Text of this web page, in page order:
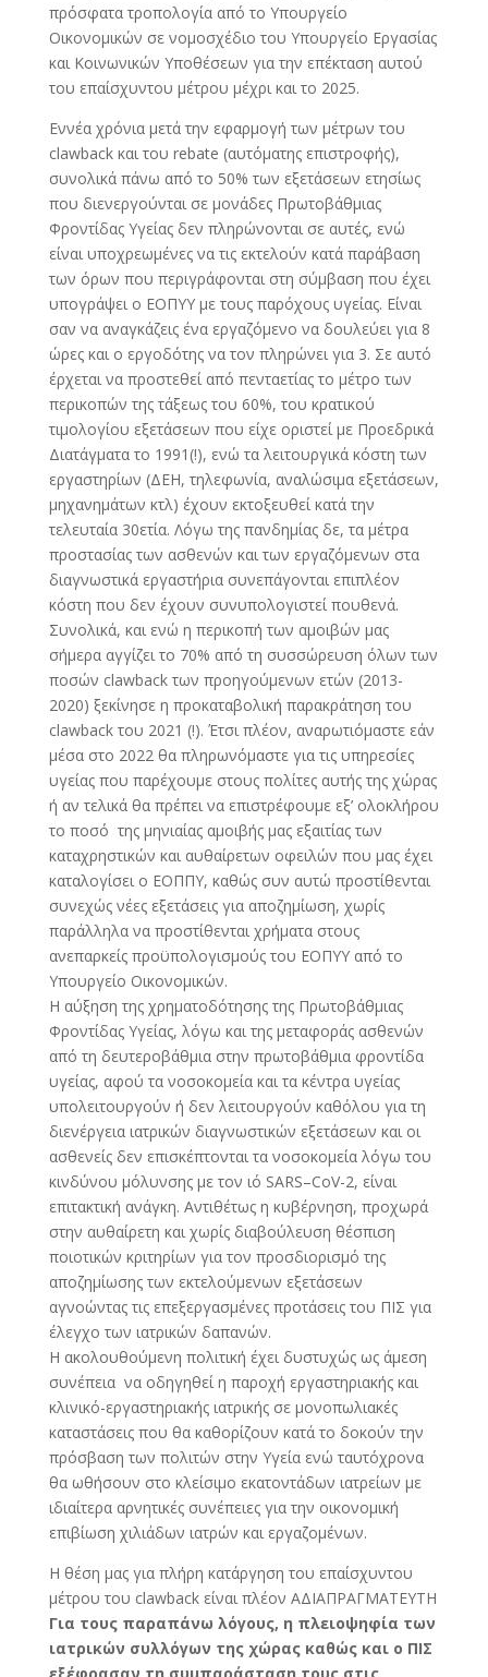
πρόσφατα τροπολογία από το Υπουργείο
Οικονομικών σε νομοσχέδιο του Υπουργείο Εργασίας
και Κοινωνικών Υποθέσεων για την επέκταση αυτού
του επαίσχυντου μέτρου μέχρι και το 2025.
Εννέα χρόνια μετά την εφαρμογή των μέτρων του
clawback και του rebate (αυτόματης επιστροφής),
συνολικά πάνω από το 50% των εξετάσεων ετησίως
που διενεργούνται σε μονάδες Πρωτοβάθμιας
Φροντίδας Υγείας δεν πληρώνονται σε αυτές, ενώ
είναι υποχρεωμένες να τις εκτελούν κατά παράβαση
των όρων που περιγράφονται στη σύμβαση που έχει
υπογράψει ο ΕΟΠΥΥ με τους παρόχους υγείας. Είναι
σαν να αναγκάζεις ένα εργαζόμενο να δουλεύει για 8
ώρες και ο εργοδότης να τον πληρώνει για 3. Σε αυτό
έρχεται να προστεθεί από πενταετίας το μέτρο των
περικοπών της τάξεως του 60%, του κρατικού
τιμολογίου εξετάσεων που είχε οριστεί με Προεδρικά
Διατάγματα το 1991(!), ενώ τα λειτουργικά κόστη των
εργαστηρίων (ΔΕΗ, τηλεφωνία, αναλώσιμα εξετάσεων,
μηχανημάτων κτλ) έχουν εκτοξευθεί κατά την
τελευταία 30ετία. Λόγω της πανδημίας δε, τα μέτρα
προστασίας των ασθενών και των εργαζόμενων στα
διαγνωστικά εργαστήρια συνεπάγονται επιπλέον
κόστη που δεν έχουν συνυπολογιστεί πουθενά.
Συνολικά, και ενώ η περικοπή των αμοιβών μας
σήμερα αγγίζει το 70% από τη συσσώρευση όλων των
ποσών clawback των προηγούμενων ετών (2013-
2020) ξεκίνησε η προκαταβολική παρακράτηση του
clawback του 2021 (!). Έτσι πλέον, αναρωτιόμαστε εάν
μέσα στο 2022 θα πληρωνόμαστε για τις υπηρεσίες
υγείας που παρέχουμε στους πολίτες αυτής της χώρας
ή αν τελικά θα πρέπει να επιστρέφουμε εξ’ ολοκλήρου
το ποσό της μηνιαίας αμοιβής μας εξαιτίας των
καταχρηστικών και αυθαίρετων οφειλών που μας έχει
καταλογίσει ο ΕΟΠΠΥ, καθώς συν αυτώ προστίθενται
συνεχώς νέες εξετάσεις για αποζημίωση, χωρίς
παράλληλα να προστίθενται χρήματα στους
ανεπαρκείς προϋπολογισμούς του ΕΟΠΥΥ από το
Υπουργείο Οικονομικών.
H αύξηση της χρηματοδότησης της Πρωτοβάθμιας
Φροντίδας Υγείας, λόγω και της μεταφοράς ασθενών
από τη δευτεροβάθμια στην πρωτοβάθμια φροντίδα
υγείας, αφού τα νοσοκομεία και τα κέντρα υγείας
υπολειτουργούν ή δεν λειτουργούν καθόλου για τη
διενέργεια ιατρικών διαγνωστικών εξετάσεων και οι
ασθενείς δεν επισκέπτονται τα νοσοκομεία λόγω του
κινδύνου μόλυνσης με τον ιό SARS–CoV-2, είναι
επιτακτική ανάγκη. Αντιθέτως η κυβέρνηση, προχωρά
στην αυθαίρετη και χωρίς διαβούλευση θέσπιση
ποιοτικών κριτηρίων για τον προσδιορισμό της
αποζημίωσης των εκτελούμενων εξετάσεων
αγνοώντας τις επεξεργασμένες προτάσεις του ΠΙΣ για
έλεγχο των ιατρικών δαπανών.
Η ακολουθούμενη πολιτική έχει δυστυχώς ως άμεση
συνέπεια να οδηγηθεί η παροχή εργαστηριακής και
κλινικό-εργαστηριακής ιατρικής σε μονοπωλιακές
καταστάσεις που θα καθορίζουν κατά το δοκούν την
πρόσβαση των πολιτών στην Υγεία ενώ ταυτόχρονα
θα ωθήσουν στο κλείσιμο εκατοντάδων ιατρείων με
ιδιαίτερα αρνητικές συνέπειες για την οικονομική
επιβίωση χιλιάδων ιατρών και εργαζομένων.
Η θέση μας για πλήρη κατάργηση του επαίσχυντου
μέτρου του clawbackείναι πλέον ΑΔΙΑΠΡΑΓΜΑΤΕΥΤΗ
Για τους παραπάνω λόγους, η πλειοψηφία των
ιατρικών συλλόγων της χώρας καθώς και ο ΠΙΣ